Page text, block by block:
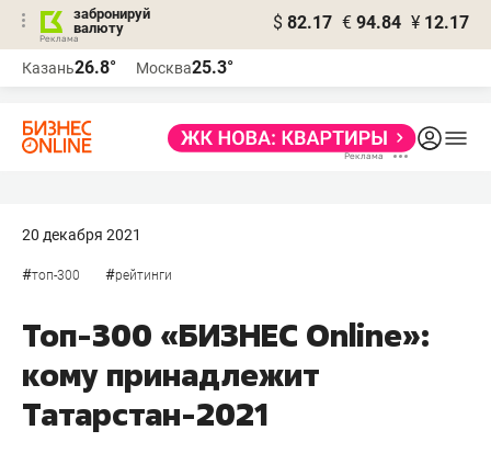
забронируй
валюту
$ 82.17 € 94.84 ¥ 12.17
Казань26.8° Москва25.3°
20 декабря 2021
#топ-300 #рейтинги
Топ-300 «БИЗНЕС Online»:
кому принадлежит
Татарстан-2021